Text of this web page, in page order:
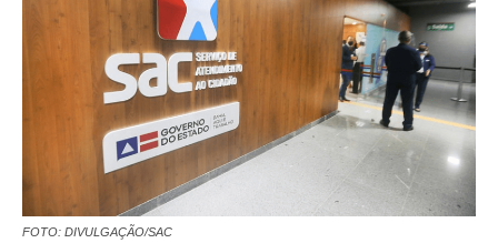
FOTO: DIVULGAÇÃO/SAC